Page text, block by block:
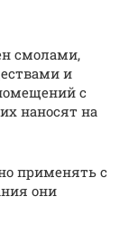
смолами,
и
с
наносят на
применять с
они